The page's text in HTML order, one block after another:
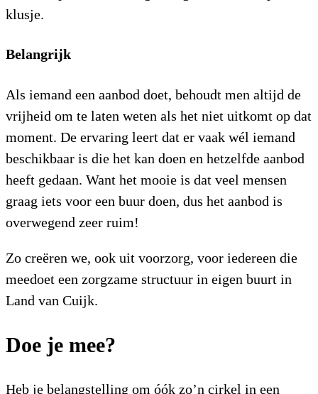
klusje.
Belangrijk
Als iemand een aanbod doet, behoudt men altijd de
vrijheid om te laten weten als het niet uitkomt op dat
moment. De ervaring leert dat er vaak wél iemand
beschikbaar is die het kan doen en hetzelfde aanbod
heeft gedaan. Want het mooie is dat veel mensen
graag iets voor een buur doen, dus het aanbod is
overwegend zeer ruim!
Zo creëren we, ook uit voorzorg, voor iedereen die
meedoet een zorgzame structuur in eigen buurt in
Land van Cuijk.
Doe je mee?
Heb je belangstelling om óók zo’n cirkel in een